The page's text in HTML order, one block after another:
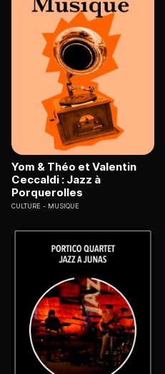
Yom & Théo et Valentin
Ceccaldi : Jazz à
Porquerolles
CULTURE MUSIQUE